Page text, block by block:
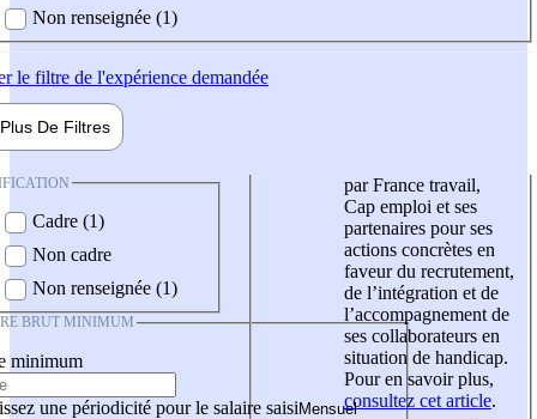
Non renseignée (1)
le filtre de l'expérience demandée
Plus De Filtres
Cadre (1)
Non cadre
Non renseignée (1)
BRUT MINIMUM
minimum
une périodicité pour le salaire saisi
par France travail,
Cap emploi et ses
partenaires pour ses
actions concrètes en
faveur du recrutement,
de l’intégration et de
l’accompagnement de
ses collaborateurs en
situation de handicap.
Pour en savoir plus,
consultez cet article.